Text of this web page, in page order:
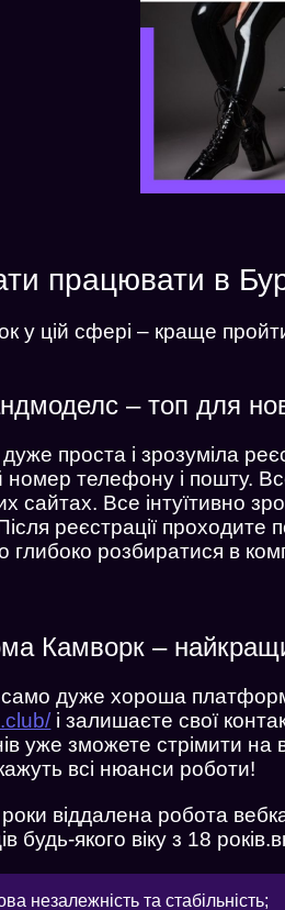
працювати в
у цій сфері – краще
– топ для
проста і зрозуміла
номер телефону і пошту.
сайтах. Все інтуїтивно
реєстрації
глибоко розбиратися в
Камворк –
дуже хороша
і залишаєте свої
уже зможете стрімити на
всі нюанси роботи!
віддалена робота
будь-якого віку з 18
незалежність та стабільність;